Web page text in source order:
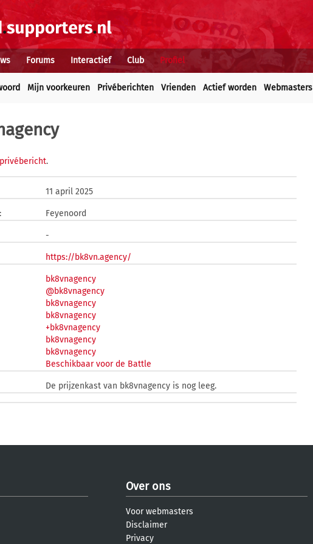
Forums Interactief Club Profiel
Mijn voorkeuren Privéberichten Vrienden Actief worden Webmasters
.
11 april 2025
Feyenoord
-
https://bk8vn.agency/
bk8vnagency
@bk8vnagency
bk8vnagency
bk8vnagency
+bk8vnagency
bk8vnagency
bk8vnagency
Beschikbaar voor de Battle
De prijzenkast van bk8vnagency is nog leeg.
Over ons
Voor webmasters
Disclaimer
Privacy